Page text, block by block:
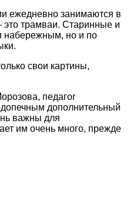
ежедневно занимаются в
это трамваи. Старинные и
набережным, но и по
свои картины,
педагог
дополнительный
важны для
им очень много, прежде